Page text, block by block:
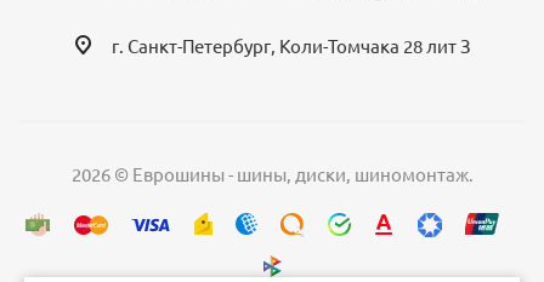
г. Санкт-Петербург, Коли-Томчака 28 лит З
2026 © Еврошины - шины, диски, шиномонтаж.